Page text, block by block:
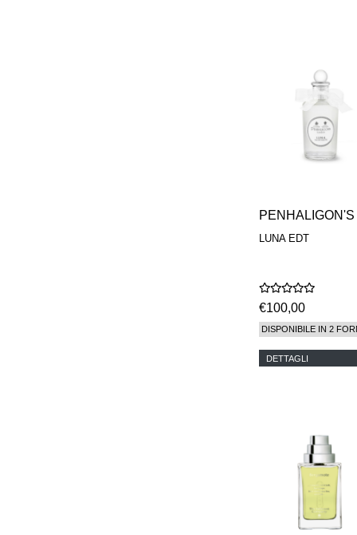
PENHALIGON'S
LUNA EDT
€100,00
DISPONIBILE IN 2
DETTAGLI